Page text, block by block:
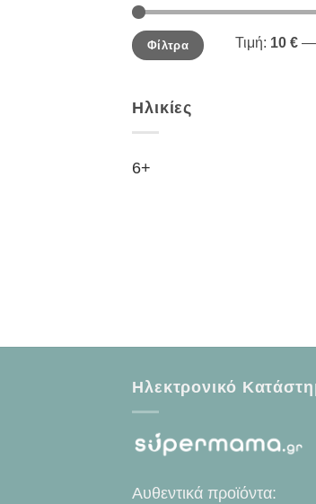
Ελάχιστη
τιμή
Μέγιστη
τιμήΦίλτρα Τιμή: 10 € —
Ηλικίες
6+
Ηλεκτρονικό
Αυθεντικά προϊόντα: